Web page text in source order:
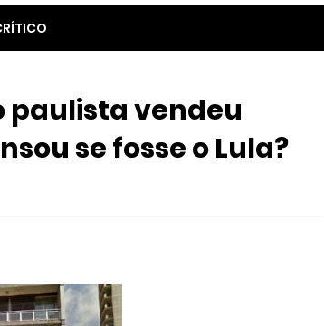
paulista vendeu
se fosse o Lula?